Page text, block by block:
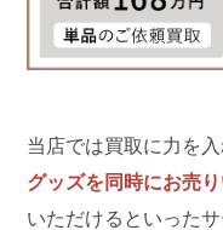
当店では買取に力を
グッズを同時にお売
いただけるといった